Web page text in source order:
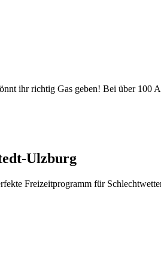
ihr richtig Gas geben! Bei über 100
Ulzburg
Freizeitprogramm für